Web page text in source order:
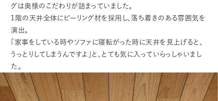
グは奥様のこだわりが詰まっていました。
1階の天井全体にピーリング材を採用し、落ち着きのある雰囲気を
演出。
「家事をしている時やソファに寝転がった時に天井を見上げると、
うっとりしてしまうんですよ」と、とても気に入っていらっしゃいまし
た。